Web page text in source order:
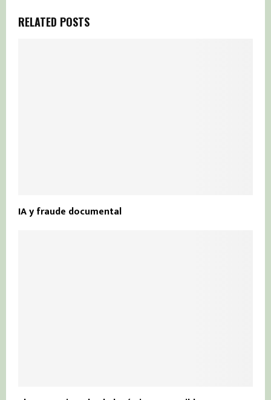
RELATED POSTS
IA y fraude documental